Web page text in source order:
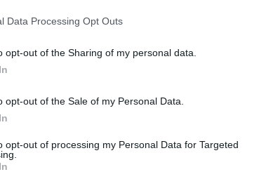
Data Processing Opt Outs
opt-out of the Sharing of my personal data.
opt-out of the Sale of my Personal Data.
opt-out of processing my Personal Data for Targeted
z których najczęstsze są ropne nadkażenia
i strupów.
objawy występujące w przebiegu ospy, takie
się lub bardzo wysokagorączka
się na skórze nietypowych wykwitów